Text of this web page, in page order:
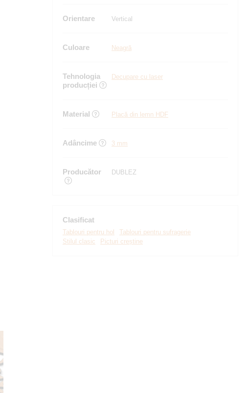
Orientare Vertical
Culoare Neagră
Tehnologia
producției
Decupare cu laser
Material Placă din lemn HDF
Adâncime 3 mm
Producător DUBLEZ
Clasificat
Tablouri pentru hol
Tablouri pentru sufragerie
Stilul clasic
Picturi creștine